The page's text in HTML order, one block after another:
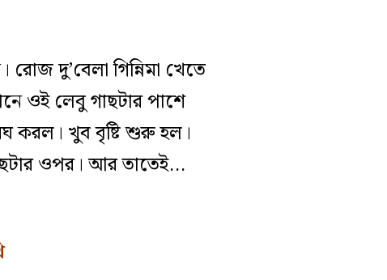
দু’বেলা গিন্নিমা খেতে
ওই লেবু গাছটার পাশে
করল। খুব বৃষ্টি শুরু হল।
ওপর। আর তাতেই…